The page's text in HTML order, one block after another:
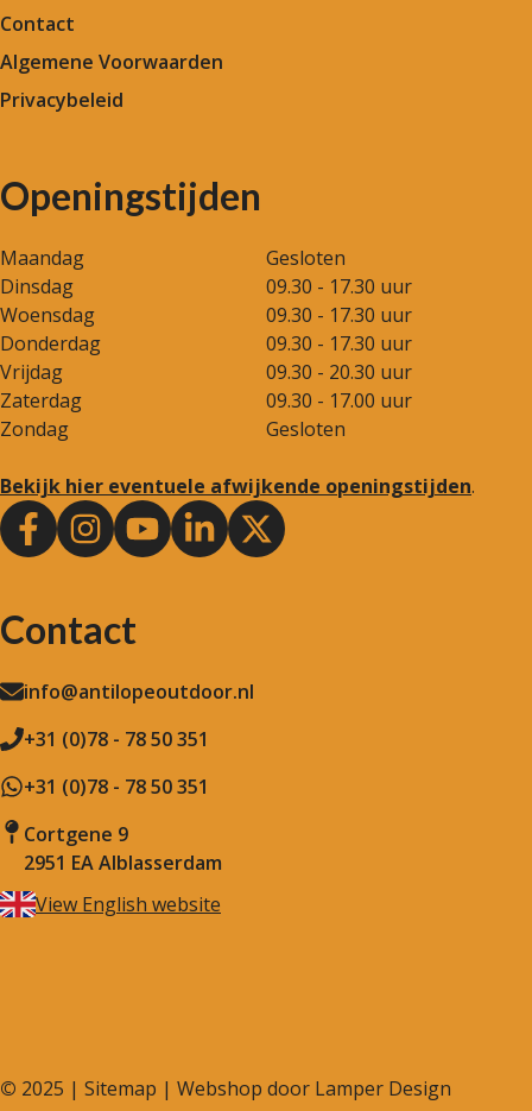
Contact
Algemene Voorwaarden
Privacybeleid
Openingstijden
Maandag
Gesloten
Dinsdag
09.30 - 17.30 uur
Woensdag
09.30 - 17.30 uur
Donderdag
09.30 - 17.30 uur
Vrijdag
09.30 - 20.30 uur
Zaterdag
09.30 - 17.00 uur
Zondag
Gesloten
Bekijk hier eventuele afwijkende openingstijden.
Contact
info@antilopeoutdoor.nl
+31 (0)78 - 78 50 351
+31 (0)78 - 78 50 351
Cortgene 9
2951 EA Alblasserdam
View English website
© 2025 | Sitemap | Webshop door Lamper Design